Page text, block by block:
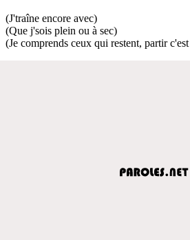
(J'traîne encore avec)
(Que j'sois plein ou à sec)
(Je comprends ceux qui restent, partir